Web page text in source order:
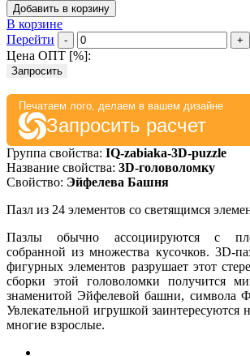
Добавить в корзину
В корзине
Перейти
- +
Цена ОПТ [%]:
Запросить
Печатаем лого, делаем в вашем дизайне
Запросить расчет
Группа свойства: IQ-zabiaka-3D-puzzle
Название свойства: 3D-головоломку
Свойство: Эйфелева Башня
Пазл из 24 элементов со светящимся
Пазлы обычно ассоциируются с
собранной из множества кусочков. 3D-
фигурных элементов разрушает этот
сборки этой головоломки получится
знаменитой Эйфелевой башни, символа
Увлекательной игрушкой заинтересуются
многие взрослые.